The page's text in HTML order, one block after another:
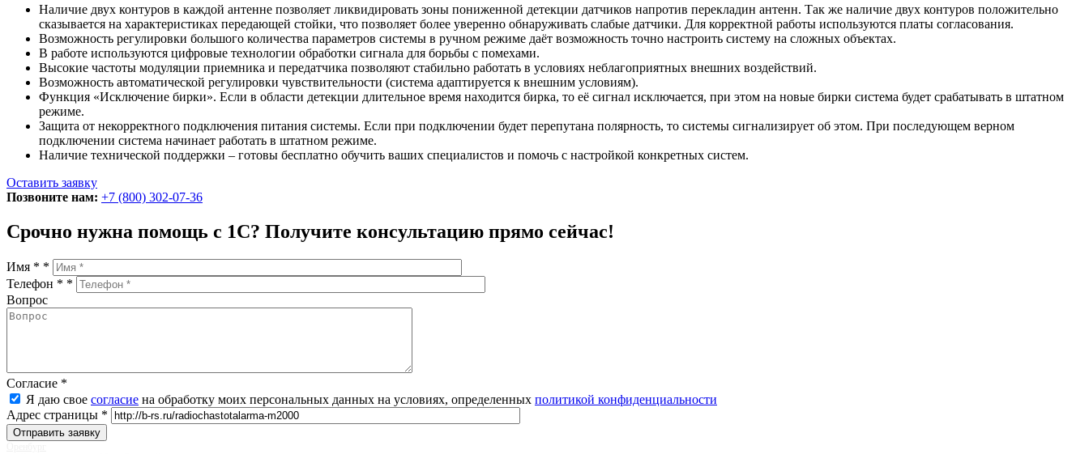
Наличие двух контуров в каждой антенне позволяет ликвидировать зоны пониженной детекции датчиков напротив перекладин антенн. Так же наличие двух контуров положительно
сказывается на характеристиках передающей стойки, что позволяет более уверенно обнаруживать слабые датчики. Для корректной работы используются платы согласования.
Возможность регулировки большого количества параметров системы в ручном режиме даёт возможность точно настроить систему на сложных объектах.
В работе используются цифровые технологии обработки сигнала для борьбы с помехами.
Высокие частоты модуляции приемника и передатчика позволяют стабильно работать в условиях неблагоприятных внешних воздействий.
Возможность автоматической регулировки чувствительности (система адаптируется к внешним условиям).
Функция «Исключение бирки». Если в области детекции длительное время находится бирка, то её сигнал исключается, при этом на новые бирки система будет срабатывать в штатном
режиме.
Защита от некорректного подключения питания системы. Если при подключении будет перепутана полярность, то системы сигнализирует об этом. При последующем верном
подключении система начинает работать в штатном режиме.
Наличие технической поддержки – готовы бесплатно обучить ваших специалистов и помочь с настройкой конкретных систем.
Оставить заявку
Позвоните нам: +7 (800) 302-07-36
Срочно нужна помощь с 1С? Получите консультацию прямо сейчас!
Имя * *
Телефон * *
Вопрос
Согласие *
Я даю свое согласие на обработку моих персональных данных на условиях, определенных политикой конфиденциальности
Адрес страницы *